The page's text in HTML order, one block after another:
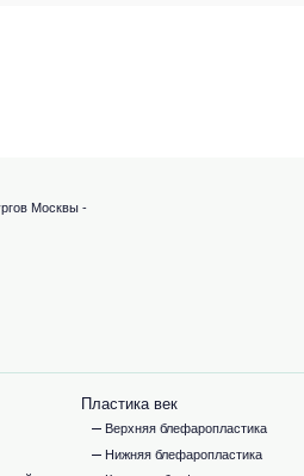
Москвы -
Пластика век
Верхняя блефаропластика
Нижняя блефаропластика